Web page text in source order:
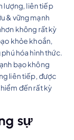
lượng, liên tiếp
& vững mạnh
không rất kỳ
khỏe khoắn,
hóa hình thức.
bạo không
liên tiếp, được
đến rất kỳ
sự